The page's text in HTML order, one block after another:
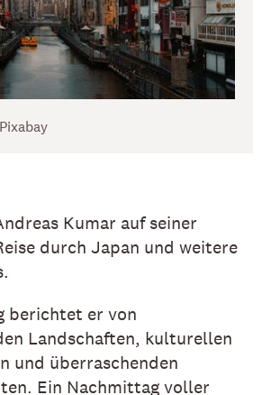
Kumar auf seiner
durch Japan und weitere
berichtet er von
Landschaften, kulturellen
und überraschenden
Ein Nachmittag voller